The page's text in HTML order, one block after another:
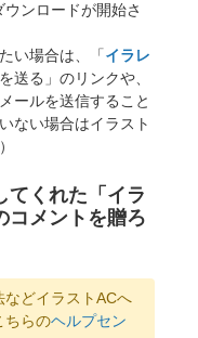
ウンロードが開始さ
い場合は、「イラレ
送る」のリンクや、
ールを送信すること
ない場合はイラスト
てくれた「イラ
コメントを贈ろ
どイラストACへ
ちらのヘルプセン